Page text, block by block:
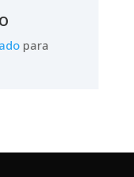
para